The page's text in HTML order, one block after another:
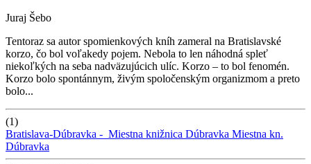
Juraj Šebo
Tentoraz sa autor spomienkových kníh zameral na Bratislavské
korzo, čo bol voľakedy pojem. Nebola to len náhodná spleť
niekoľkých na seba nadväzujúcich ulíc. Korzo – to bol fenomén.
Korzo bolo spontánnym, živým spoločenským organizmom a preto
bolo...
(1)
Bratislava-Dúbravka - Miestna knižnica Dúbravka Miestna kn.
Dúbravka